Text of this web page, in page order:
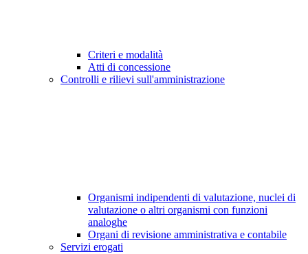
Criteri e modalità
Atti di concessione
Controlli e rilievi sull'amministrazione
Organismi indipendenti di valutazione, nuclei di
valutazione o altri organismi con funzioni
analoghe
Organi di revisione amministrativa e contabile
Servizi erogati